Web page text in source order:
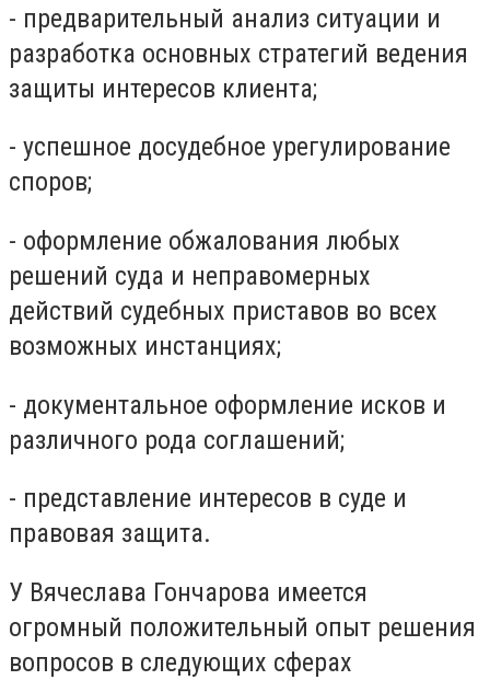
- предварительный анализ ситуации и
разработка основных стратегий ведения
защиты интересов клиента;
- успешное досудебное урегулирование
споров;
- оформление обжалования любых
решений суда и неправомерных
действий судебных приставов во всех
возможных инстанциях;
- документальное оформление исков и
различного рода соглашений;
- представление интересов в суде и
правовая защита.
У Вячеслава Гончарова имеется
огромный положительный опыт решения
вопросов в следующих сферах